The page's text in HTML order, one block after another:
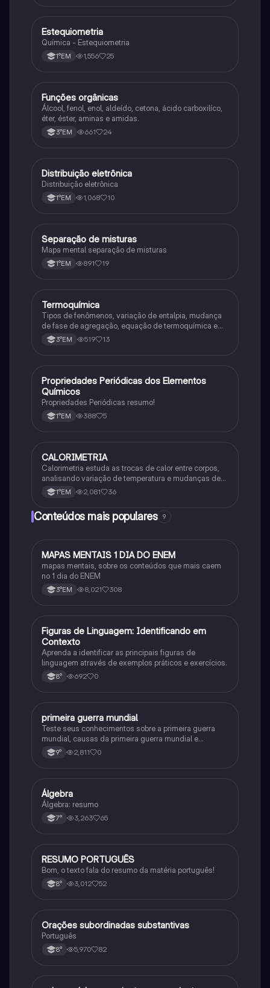
Química
Estequiometria
Química - Estequiometria
1°EM 1,556 25
Química
Funções orgânicas
Álcool, fenol, enol, aldeído, cetona, ácido carboxilíco,
éter, éster, aminas e amidas.
3°EM 661 24
Química
Distribuição eletrônica
Distribuição eletrônica
1°EM 1,068 10
Química
Separação de misturas
Mapa mental separação de misturas
1°EM 891 19
Química
Termoquímica
Tipos de fenômenos, variação de entalpia, mudança
de fase de agregação, equação de termoquímica e
entalpia de formação
3°EM 519 13
Química
Propriedades Periódicas dos Elementos
Químicos
Propriedades Periódicas resumo!
1°EM 388 5
Química
CALORIMETRIA
Calorimetria estuda as trocas de calor entre corpos,
analisando variação de temperatura e mudanças de
estado físico. Usa conceitos como calor sensível,
latente e capacidade térmica.
1°EM 2,081 36
Conteúdos mais populares 9
Português
MAPAS MENTAIS 1 DIA DO ENEM
mapas mentais, sobre os conteúdos que mais caem
no 1 dia do ENEM
3°EM 8,021 308
FPortuguês
Figuras de Linguagem: Identificando em
Contexto
Aprenda a identificar as principais figuras de
linguagem através de exemplos práticos e exercícios.
8° 692 0
História
primeira guerra mundial
Teste seus conhecimentos sobre a primeira guerra
mundial, causas da primeira guerra mundial e
consequências da Primeira Guerra Mundial, fases da
primeira guerra mundial
9° 2,811 0
Matematica
Álgebra
Álgebra: resumo
7° 3,263 65
Português
RESUMO PORTUGUÊS
Bom, o texto fala do resumo da matéria português!
8° 3,012 52
Português
Orações subordinadas substantivas
Português
8° 5,970 82